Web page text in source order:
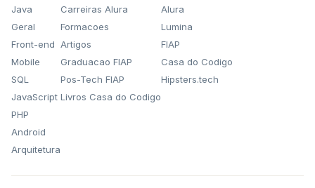
Java
Geral
Front-end
Mobile
SQL
JavaScript
PHP
Android
Arquitetura
Carreiras Alura
Formacoes
Artigos
Graduacao FIAP
Pos-Tech FIAP
Livros Casa do Codigo
Alura
Lumina
FIAP
Casa do Codigo
Hipsters.tech